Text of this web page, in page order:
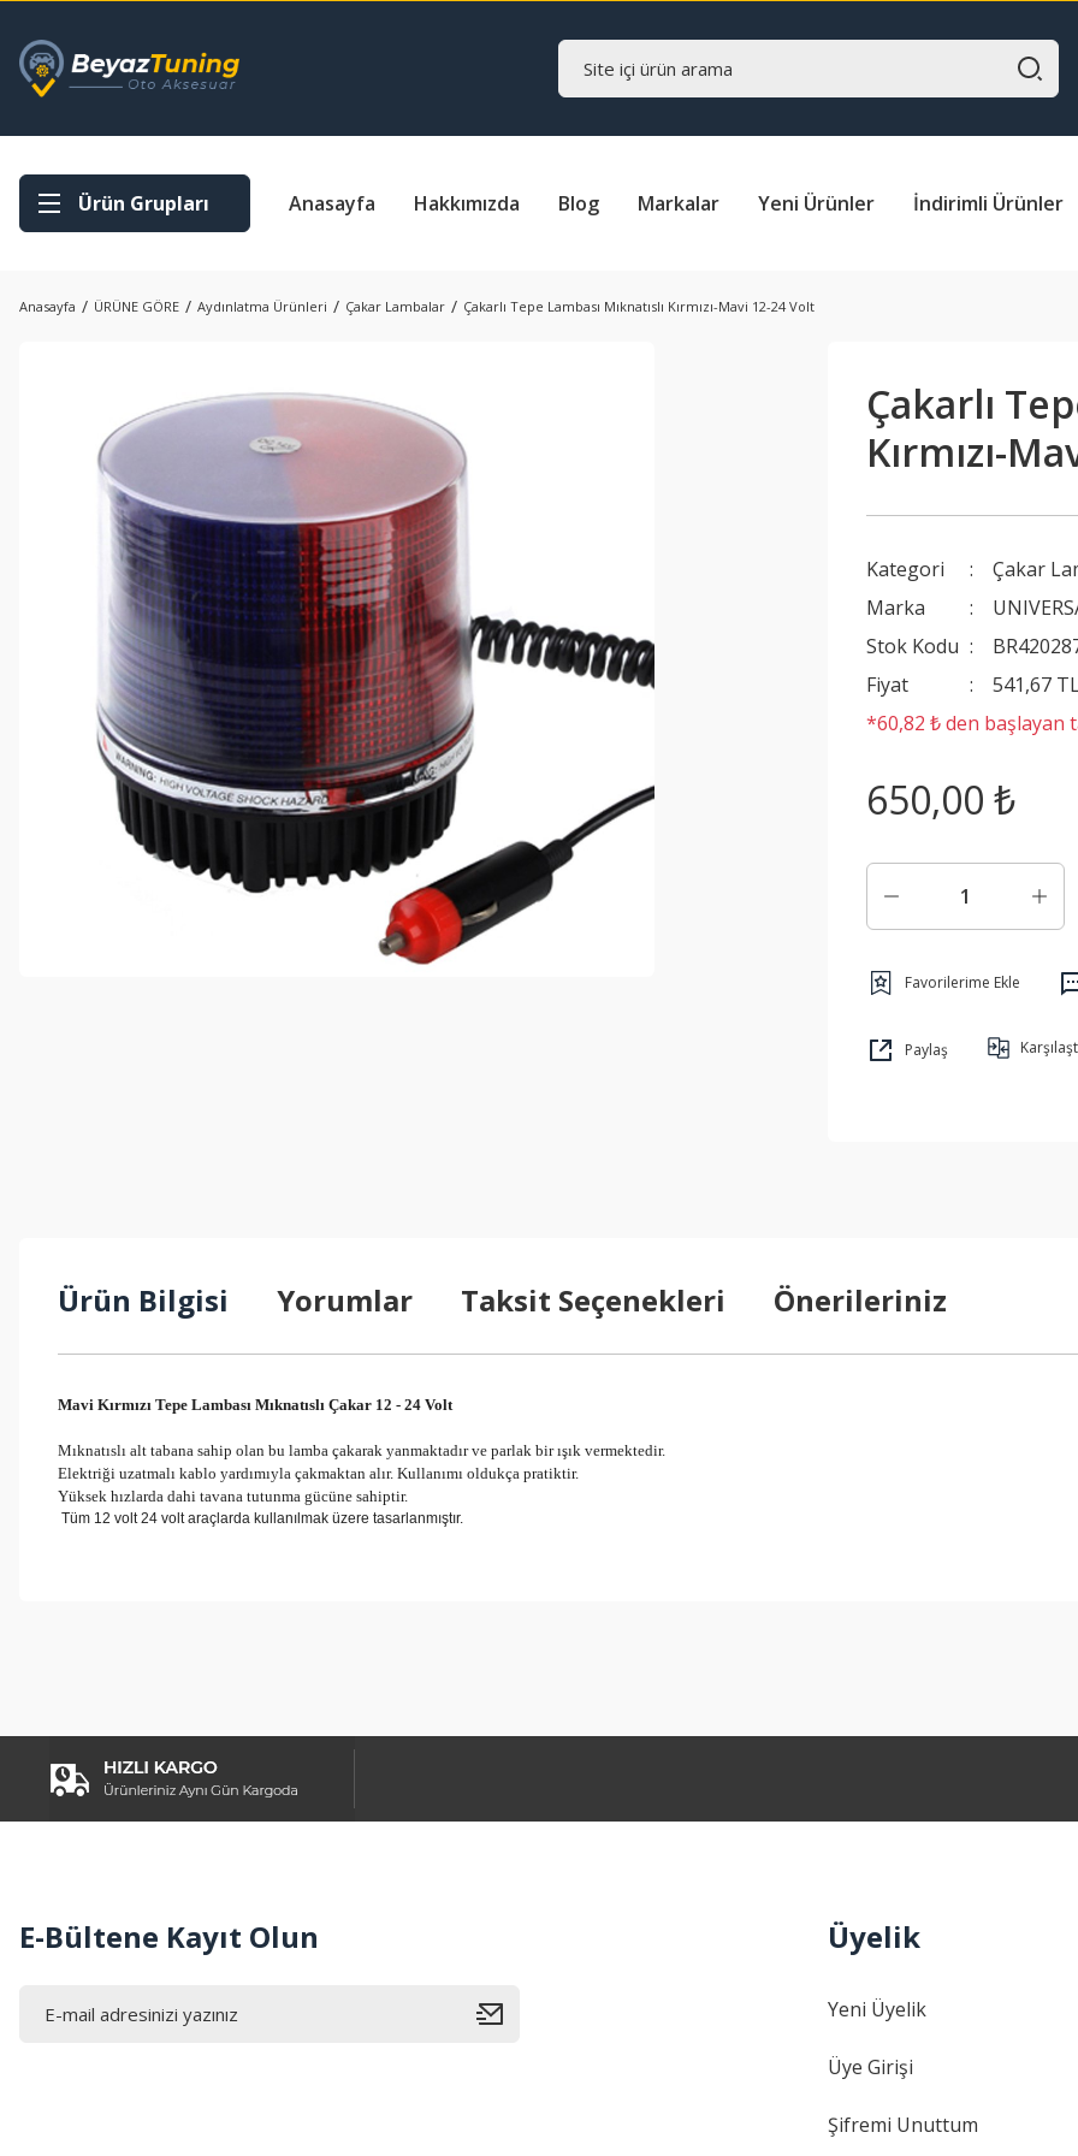
Ürün Grupları Anasayfa Hakkımızda Blog Markalar Yeni Ürünler İndirimli Ürünler
Anasayfa ÜRÜNE GÖRE Aydınlatma Ürünleri Çakar Lambalar Çakarlı Tepe Lambası Mıknatıslı Kırmızı-Mavi 12-24 Volt
Çakarlı
Kırmızı-
Kategori
Çakar
Marka
Stok Kodu
Fiyat
541,67
*60,82 ₺ den başlayan
650,00 ₺
Paylaş
Ürün Bilgisi Yorumlar Taksit Seçenekleri Önerileriniz
Mavi Kırmızı Tepe Lambası Mıknatıslı Çakar 12 - 24 Volt
Mıknatıslı alt tabana sahip olan bu lamba çakarak yanmaktadır ve parlak bir ışık vermektedir.
Elektriği uzatmalı kablo yardımıyla çakmaktan alır. Kullanımı oldukça pratiktir.
Yüksek hızlarda dahi tavana tutunma gücüne sahiptir.
Tüm 12 volt 24 volt araçlarda kullanılmak üzere tasarlanmıştır.
Ürün fiyatı diğer sitelerden daha pahalı.
Bu ürüne benzer farklı alternatifler olmalı.
E-Bültene Kayıt Olun Üyelik
Yeni Üyelik
Üye Girişi
Şifremi Unuttum